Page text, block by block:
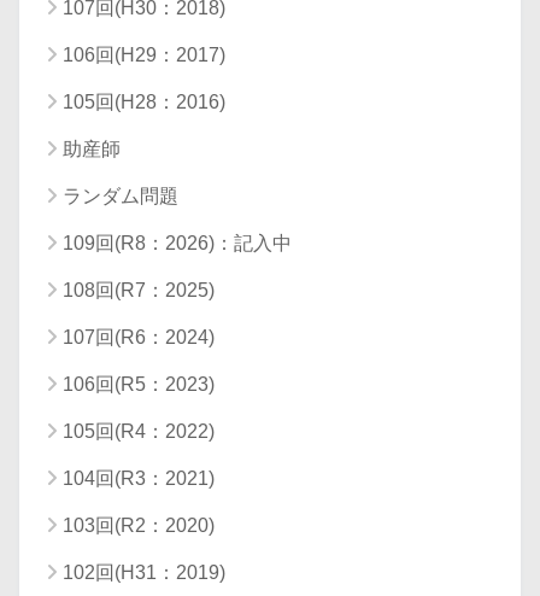
107回(H30：2018)
106回(H29：2017)
105回(H28：2016)
助産師
ランダム問題
109回(R8：2026)：記入中
108回(R7：2025)
107回(R6：2024)
106回(R5：2023)
105回(R4：2022)
104回(R3：2021)
103回(R2：2020)
102回(H31：2019)